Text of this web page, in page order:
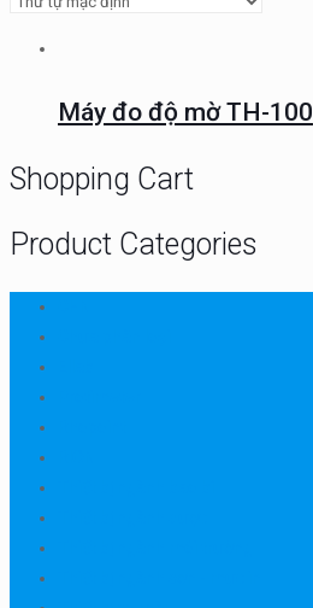
Máy đo độ mờ TH-100
Shopping Cart
Product Categories